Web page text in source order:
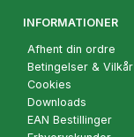
INFORMATIONER
Afhent din ordre
Betingelser & Vilkår
Cookies
Downloads
EAN Bestillinger